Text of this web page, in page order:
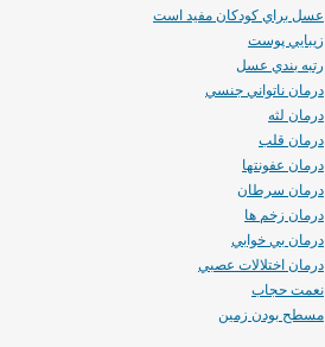
عسل براي كودكان مفيد است
زيبايي پوست
رتبه بندي عسل
درمان ناتواني جنسي
درمان لثه
درمان قلب
درمان عفونتها
درمان سرطان
درمان زخم ها
درمان بي خوابي
درمان اختلالات عصبي
نعمت حجاب
مسطح بودن زمين